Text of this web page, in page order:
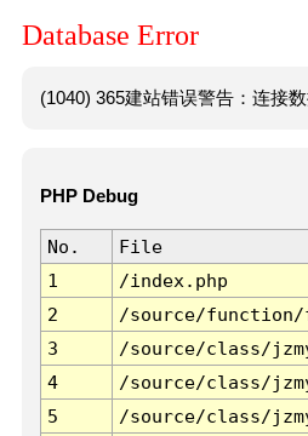
Database Error
(1040) 365建站错误警告：连接
PHP Debug
No. File
1
/index.php
2
/source/function/
3
/source/class/
4
/source/class/
5
/source/class/